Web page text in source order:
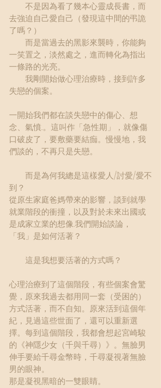
不是因為看了幾本心靈成長書，而
去強迫自己愛自己（發現這中間的弔詭
了嗎？）
而是當過去的黑影來襲時，你能夠
一笑置之，淡然處之，進而轉化為指出
一條路的光亮。
我剛開始做心理治療時，接到許多
失戀的個案。
一開始我們都在談失戀中的傷心、想
念、氣憤...。這叫作「急性期」，就像傷
口破皮了，要敷藥要結痂。慢慢地，我
們談的，不再只是失戀。
而是為何我總是這樣愛人/討愛/愛不
到？
從原生家庭爸媽帶來的影響，談到就學
就業階段的衝撞，以及對於未來出國或
是成家立業的想像...我們開始談論，
「我」是如何活著？
這是我想要活著的方式嗎？
心理治療到了這個階段，有些個案會驚
覺，原來我過去都用同一套（受困的）
方式活著，而不自知。原來活到這個年
紀，見過這些世面了，還可以重新選
擇。每到這個階段，我都會想起宮崎駿
的《神隱少女（千與千尋）》。無臉男
伸手要給千尋金幣時，千尋凝視著無臉
男的眼神。
那是凝視黑暗的一雙眼睛。